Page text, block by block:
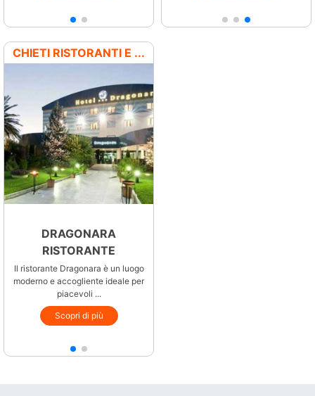
CHIETI RISTORANTI E ...
DRAGONARA
RISTORANTE
Il ristorante Dragonara è un luogo
moderno e accogliente ideale per
piacevoli ...
Scopri di più